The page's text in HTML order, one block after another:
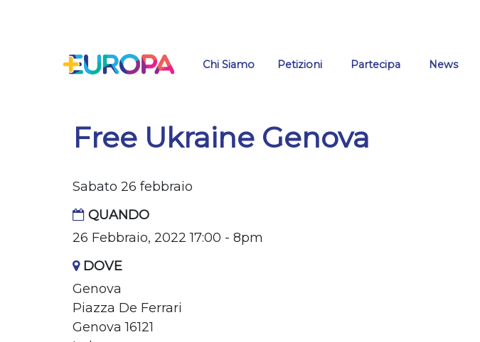
Chi Siamo Petizioni Partecipa(current)
News
Free Ukraine Genova
Sabato 26 febbraio
QUANDO
26 Febbraio, 2022 17:00 - 8pm
DOVE
Genova
Piazza De Ferrari
Genova 16121